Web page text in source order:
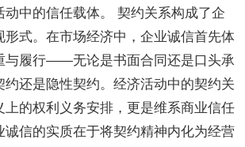
动中的信任载体。 契约关系构成了企
形式。在市场经济中，企业诚信首先体
与履行——无论是书面合同还是口头承
约还是隐性契约。经济活动中的契约关
上的权利义务安排，更是维系商业信任
诚信的实质在于将契约精神内化为经营